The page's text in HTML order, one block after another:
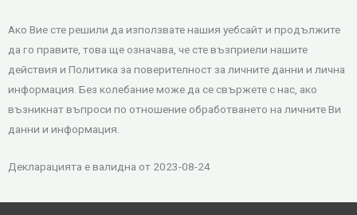
Ако Вие сте решили да използвате нашия уебсайт и продължите
да го правите, това ще означава, че сте възприели нашите
действия и Политика за поверителност за личните данни и лична
информация. Без колебание може да се свържете с нас, ако
възникнат въпроси по отношение обработването на личните Ви
данни и информация.
Декларацията е валидна от 2023-08-24